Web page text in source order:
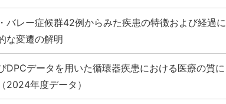
バレー症候群42例からみた疾患の特徴および経過に
な変遷の解明
DPCデータを用いた循環器疾患における医療の質に
2024年度データ）